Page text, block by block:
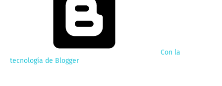
Con la
tecnología de Blogger